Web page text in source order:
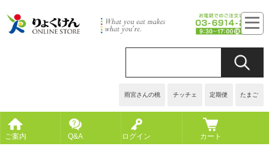
雨宮さんの桃 チッチェ 定期便 たまご
ご案内 Q&A ログイン カート